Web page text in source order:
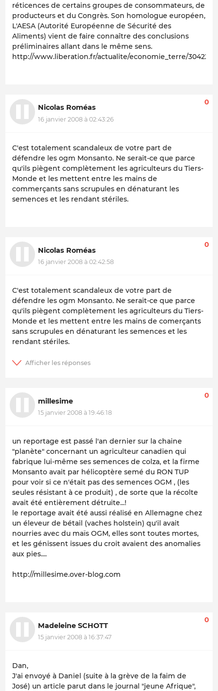
réticences de certains groupes de consommateurs, de
producteurs et du Congrès. Son homologue européen,
L'AESA (Autorité Européenne de Sécurité des
Aliments) vient de faire connaître des conclusions
préliminaires allant dans le même sens.
http://www.liberation.fr/actualite/economie_terre/
Nicolas Roméas
16 janvier 2008 à 02:43:26
0
C'est totalement scandaleux de votre part de
défendre les ogm Monsanto. Ne serait-ce que parce
qu'ils piègent complètement les agriculteurs du Tiers-
Monde et les mettent entre les mains de
commerçants sans scrupules en dénaturant les
semences et les rendant stériles.
Nicolas Roméas
16 janvier 2008 à 02:42:58
0
C'est totalement scandaleux de votre part de
défendre les ogm Monsanto. Ne serait-ce que parce
qu'ils piègent complètement les agriculteurs du Tiers-
Monde et les mettent entre les mains de comerçants
sans scrupules en dénaturant les semences et les
rendant stériles.
millesime
15 janvier 2008 à 19:46:18
0
un reportage est passé l'an dernier sur la chaine
"planète" concernant un agriculteur canadien qui
fabrique lui-même ses semences de colza, et la firme
Monsanto avait par hélicoptère semé du RON TUP
pour voir si ce n'était pas des semences OGM , (les
seules résistant à ce produit) , de sorte que la récolte
avait été entièrement détruite...!
le reportage avait été aussi réalisé en Allemagne chez
un éleveur de bétail (vaches holstein) qu'il avait
nourries avec du maïs OGM, elles sont toutes mortes,
et les génissent issues du croit avaient des anomalies
aux pies....
http://millesime.over-blog.com
Madeleine SCHOTT
15 janvier 2008 à 16:37:47
0
Dan,
J'ai envoyé à Daniel (suite à la grève de la faim de
José) un article parut dans le journal "jeune Afrique",